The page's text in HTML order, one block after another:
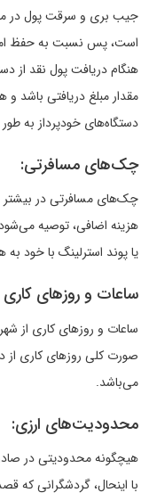
جیب بری و سرقت پول در
است، پس نسبت به حفظ
هنگام دریافت پول نقد از
مقدار مبلغ دریافتی باشد و
دستگاه‌های خودپرداز به
چک‌های مسافرتی:
چک‌های مسافرتی در بیشتر
هزینه اضافی، توصیه
یا پوند استرلینگ با خود به
ساعات و روزهای کاری
ساعات و روزهای کاری از
می‌باشد.
محدودیت‌های ارزی:
هیچگونه محدودیتی در
با اینحال، گردشگرانی که